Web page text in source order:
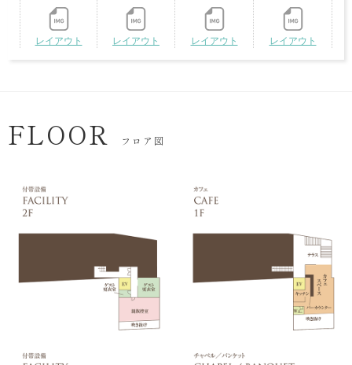
レイアウト レイアウト レイアウト レイアウト
FLOOR フロア図